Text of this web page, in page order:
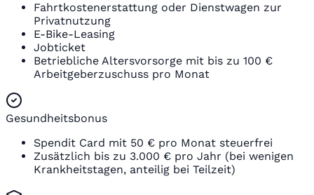
Fahrtkostenerstattung oder Dienstwagen zur
Privatnutzung
E-Bike-Leasing
Jobticket
Betriebliche Altersvorsorge mit bis zu 100 €
Arbeitgeberzuschuss pro Monat
Gesundheitsbonus
Spendit Card mit 50 € pro Monat steuerfrei
Zusätzlich bis zu 3.000 € pro Jahr (bei wenigen
Krankheitstagen, anteilig bei Teilzeit)